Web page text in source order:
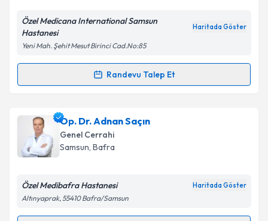
Özel Medicana International Samsun
Hastanesi
Haritada Göster
Yeni Mah. Şehit Mesut Birinci Cad.No:85
Randevu Talep Et
Randevu Takvimi Talebi
Op. Dr. Özlem Karaca Ocak
talebi oluşturun. Size bu uzmandan randevu almanız
için bir takvim hazırlandığında e-posta ile
bilgilendireceğiz.
E-posta Adresiniz
Op. Dr. Adnan Saçın
Genel Cerrahi
Samsun, Bafra
Özel Medibafra Hastanesi Haritada Göster
Altınyaprak, 55410 Bafra/Samsun